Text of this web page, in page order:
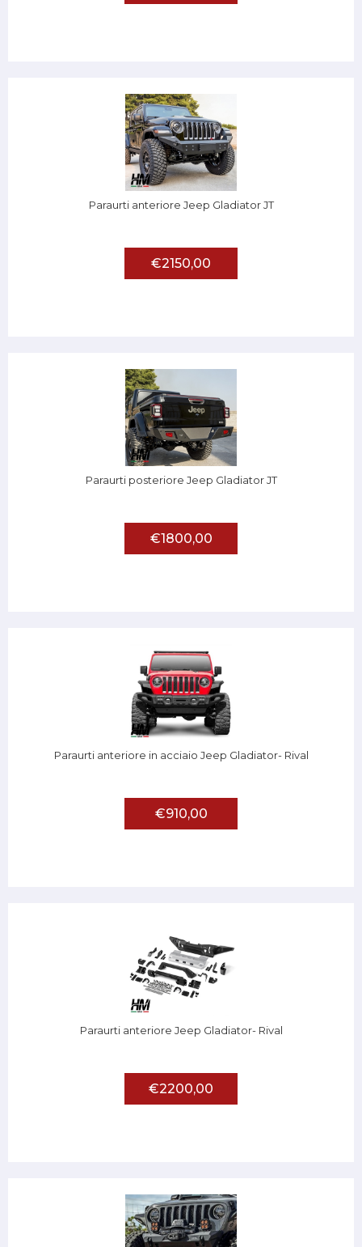
Paraurti anteriore Jeep Gladiator JT
€2150,00
Paraurti posteriore Jeep Gladiator JT
€1800,00
Paraurti anteriore in acciaio Jeep Gladiator- Rival
€910,00
Paraurti anteriore Jeep Gladiator- Rival
€2200,00